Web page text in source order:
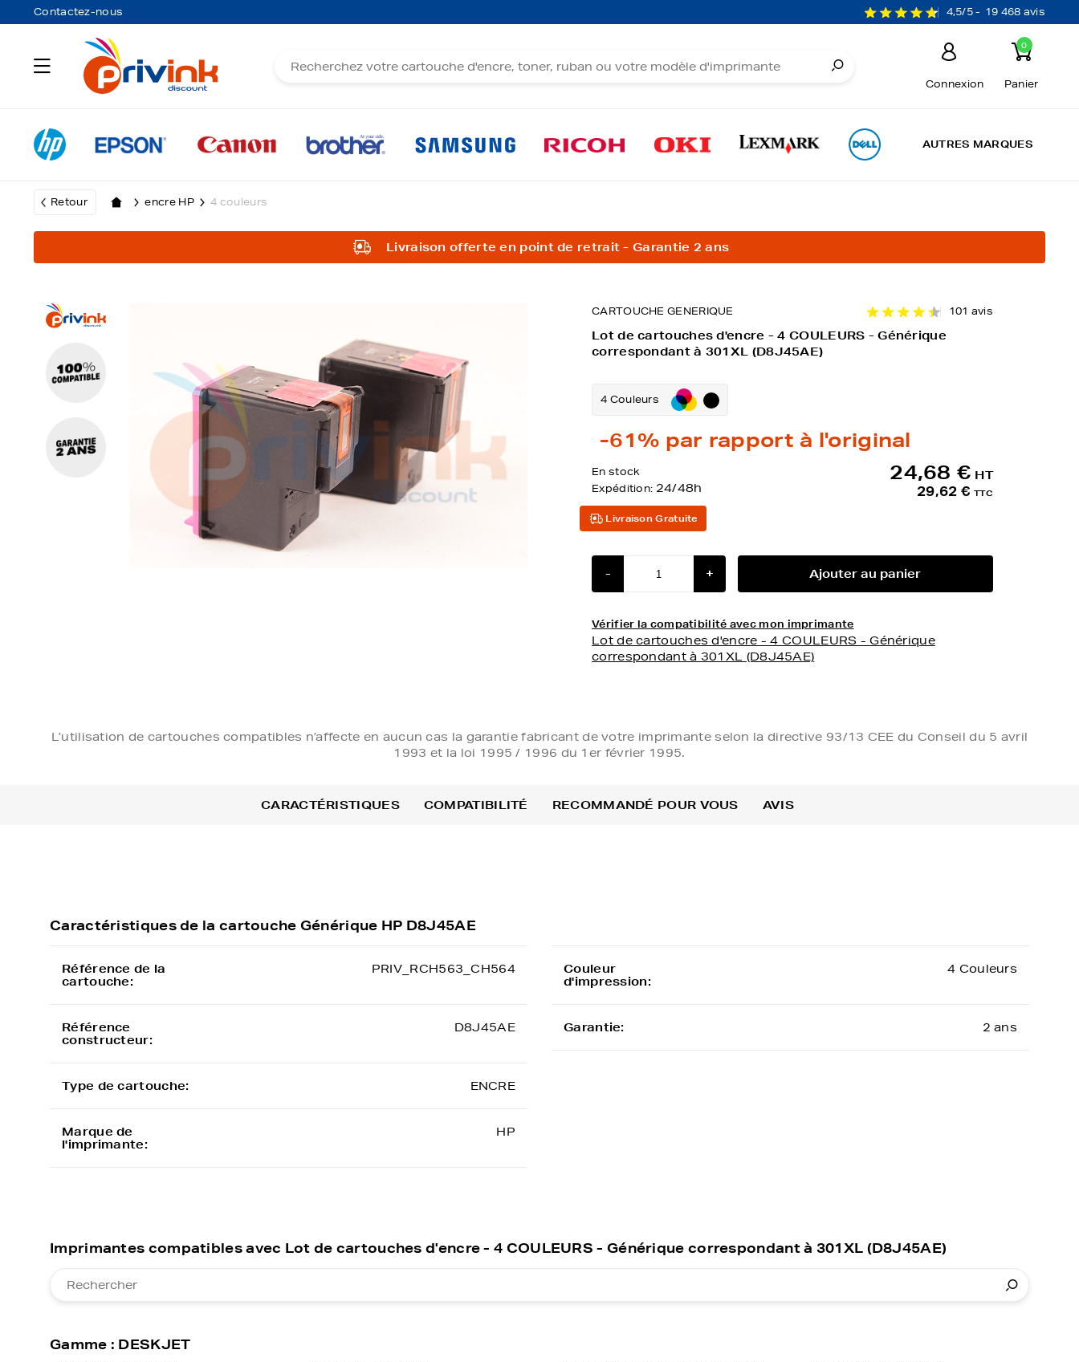
Contactez-nous 4,5/5 - 19 468 avis
Connexion
0
Panier
AUTRES MARQUES
Retour encre HP 4 couleurs
Livraison offerte en point de retrait - Garantie 2 ans
CARTOUCHE GENERIQUE 101 avis
Lot de cartouches d'encre - 4 COULEURS - Générique
correspondant à 301XL (D8J45AE)
4 Couleurs
-61% par rapport à l'original
En stock
Expédition: 24/48h
24,68 € HT
29,62 € TTC
Livraison Gratuite
- + Ajouter au panier
Vérifier la compatibilité avec mon imprimante
Lot de cartouches d'encre - 4 COULEURS - Générique
correspondant à 301XL (D8J45AE)
L’utilisation de cartouches compatibles n’affecte en aucun cas la garantie fabricant de votre imprimante selon la directive 93/13 CEE du Conseil du 5 avril
1993 et la loi 1995 / 1996 du 1er février 1995.
CARACTÉRISTIQUES COMPATIBILITÉ RECOMMANDÉ POUR VOUS AVIS
Caractéristiques de la cartouche Générique HP D8J45AE
Référence de la
cartouche:
PRIV_RCH563_CH564
Référence
constructeur:
D8J45AE
Type de cartouche: ENCRE
Marque de
l'imprimante:
HP
Couleur
d'impression:
4 Couleurs
Garantie: 2 ans
Imprimantes compatibles avec Lot de cartouches d'encre - 4 COULEURS - Générique correspondant à 301XL (D8J45AE)
Gamme : DESKJET